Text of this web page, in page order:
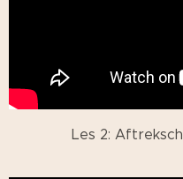
Les 2: